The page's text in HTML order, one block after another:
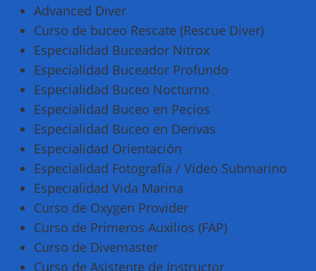
Advanced Diver
Curso de buceo Rescate (Rescue Diver)
Especialidad Buceador Nitrox
Especialidad Buceador Profundo
Especialidad Buceo Nocturno
Especialidad Buceo en Pecios
Especialidad Buceo en Derivas
Especialidad Orientación
Especialidad Fotografía / Vídeo Submarino
Especialidad Vida Marina
Curso de Oxygen Provider
Curso de Primeros Auxilios (FAP)
Curso de Divemaster
Curso de Asistente de Instructor